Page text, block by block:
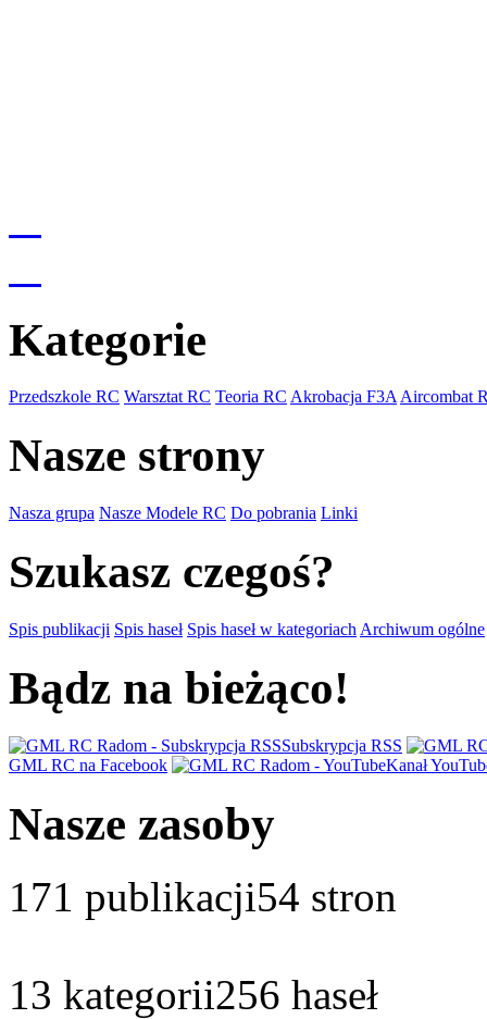
Kategorie
Przedszkole RC Warsztat RC Teoria RC Akrobacja F3AAircombat
Nasze strony
Nasza grupa Nasze Modele RC Do pobrania Linki
Szukasz czegoś?
Spis publikacji Spis haseł Spis haseł w kategoriach Archiwum ogólne
Bądz na bieżąco!
Subskrypcja RSS
GML RC na Facebook
Kanał
Nasze zasoby
171 publikacji54 stron
13 kategorii256 haseł